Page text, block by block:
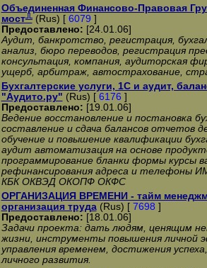
Объединенная Финансово-Правовая
мост╩(Rus) [ 6079 ]
Предоставлено: [24.01.06]
Аудит, банкротство, регистрация,
анализ, бюро переводов, регистрация
консультация, компания, аудиторская
ущерб, арбитраж, автострахование,
Бухгалтерские услуги, 1С и аудит,
"Аудито.ру" (Rus) [ 6176 ]
Предоставлено: [19.01.06]
Ведение восстановление и постановка
составление и сдача балансов отчетов
обучение и повышение квалификации
аудит автоматизация на основе
программирование бланки формы курсы
рефинансирования адреса и
КБК ОКВЭД ОКОПФ ОКФС
ОРГАНИЗАЦИЯ ВРЕМЕНИ - тайм
организация труда(Rus) [ 7698 ]
Предоставлено: [18.01.06]
Задачи проекта: дать людям, ценящим
жизни, инструменты повышения личной
управления временем, достижения
личного развития.